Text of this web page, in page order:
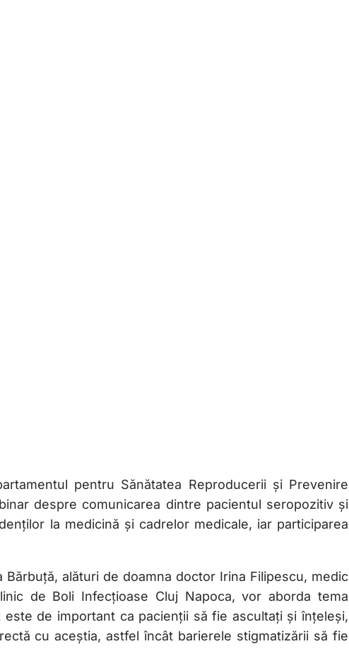
pentru Sănătatea Reproducerii și Prevenire
despre comunicarea dintre pacientul seropozitiv și
la medicină și cadrelor medicale, iar participarea
alături de doamna doctor Irina Filipescu, medic
de Boli Infecțioase Cluj Napoca, vor aborda tema
de important ca pacienții să fie ascultați și înțeleși,
cu aceștia, astfel încât barierele stigmatizării să fie